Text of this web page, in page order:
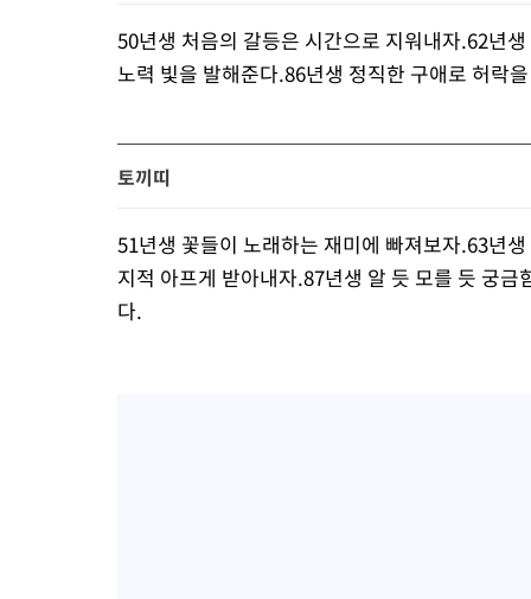
50년생 처음의 갈등은 시간으로 지워내자.62년
노력 빛을 발해준다.86년생 정직한 구애로 허락
토끼띠
51년생 꽃들이 노래하는 재미에 빠져보자.63년
지적 아프게 받아내자.87년생 알 듯 모를 듯 궁
다.